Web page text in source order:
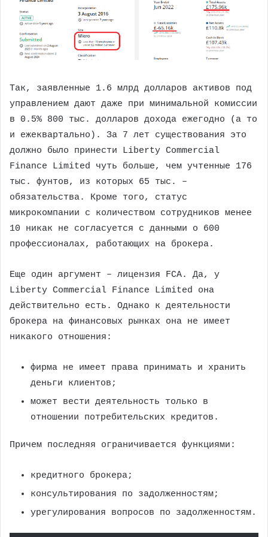
Так, заявленные 1.6 млрд долларов активов под
управлением дают даже при минимальной комиссии
в 0.5% 800 тыс. долларов дохода ежегодно (а то
и ежеквартально). За 7 лет существования это
должно было принести Liberty Commercial
Finance Limited чуть больше, чем учтенные 176
тыс. фунтов, из которых 65 тыс. –
обязательства. Кроме того, статус
микрокомпании с количеством сотрудников менее
10 никак не согласуется с данными о 600
профессионалах, работающих на брокера.
Еще один аргумент – лицензия FCA. Да, у
Liberty Commercial Finance Limited она
действительно есть. Однако к деятельности
брокера на финансовых рынках она не имеет
никакого отношения:
фирма не имеет права принимать и хранить
деньги клиентов;
может вести деятельность только в
отношении потребительских кредитов.
Причем последняя ограничивается функциями:
кредитного брокера;
консультирования по задолженностям;
урегулирования вопросов по задолженностям.